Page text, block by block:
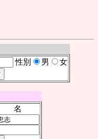
性別 男 女
名